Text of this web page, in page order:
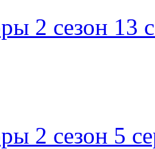
2 сезон 13
2 сезон 5